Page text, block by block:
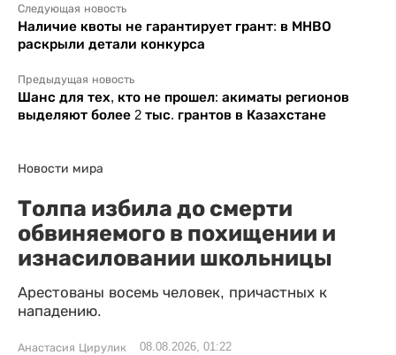
Следующая новость
Наличие квоты не гарантирует грант: в МНВО
раскрыли детали конкурса
Предыдущая новость
Шанс для тех, кто не прошел: акиматы регионов
выделяют более 2 тыс. грантов в Казахстане
Новости мира
Толпа избила до смерти
обвиняемого в похищении и
изнасиловании школьницы
Арестованы восемь человек, причастных к
нападению.
Анастасия Цирулик 08.08.2026, 01:22